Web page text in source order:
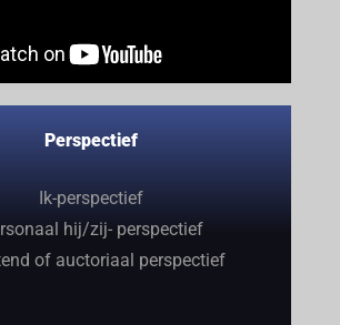
Perspectief
Ik-perspectief
hij/zij- perspectief
of auctoriaal perspectief